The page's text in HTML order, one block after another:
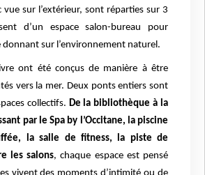
vue sur l’extérieur, sont réparties sur 3
d’un espace salon-bureau pour
donnant sur l’environnement naturel.
ont été conçus de manière à être
vers la mer. Deux ponts entiers sont
collectifs. De la bibliothèque à la
par le Spa by l’Occitane, la piscine
la salle de fitness, la piste de
les salons, chaque espace est pensé